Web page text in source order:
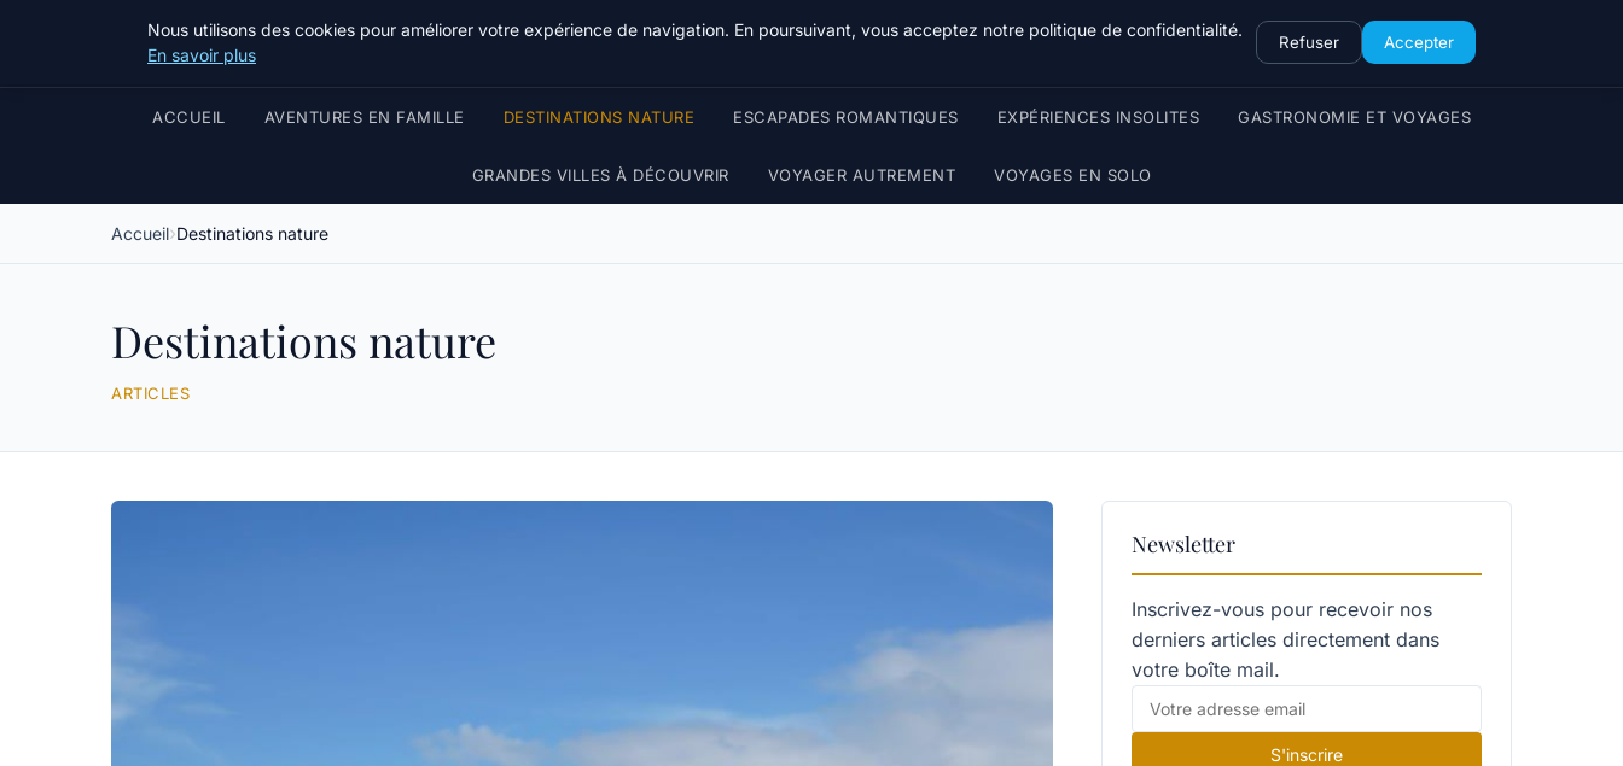
Terredeprovence
ACCUEIL AVENTURES EN FAMILLE DESTINATIONS NATURE ESCAPADES ROMANTIQUES EXPÉRIENCES INSOLITES GASTRONOMIE ET VOYAGES
GRANDES VILLES À DÉCOUVRIR VOYAGER AUTREMENT VOYAGES EN SOLO
Accueil Destinations nature
Destinations nature
ARTICLES
Newsletter
Inscrivez-vous pour recevoir nos
derniers articles directement dans
votre boîte mail.
S'inscrire
Nous utilisons des cookies pour améliorer votre expérience de navigation. En poursuivant, vous acceptez notre politique de confidentialité.
En savoir plus
Refuser Accepter